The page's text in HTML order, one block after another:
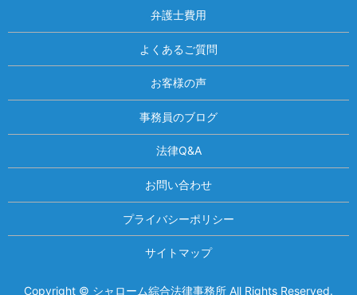
弁護士費用
よくあるご質問
お客様の声
事務員のブログ
法律Q&A
お問い合わせ
プライバシーポリシー
サイトマップ
Copyright © シャローム綜合法律事務所 All Rights Reserved.